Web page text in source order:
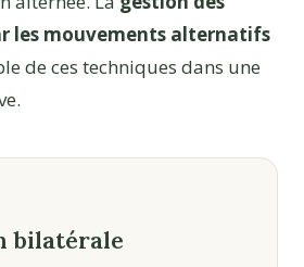
les mouvements alternatifs
de ces techniques dans une
bilatérale